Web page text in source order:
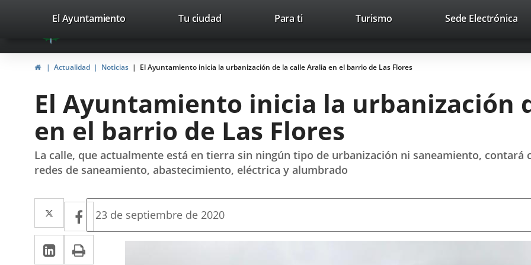
Portal
Web
del
Valladolid
avaTop Trabaja con nosotros Contacto
valladolid.es
El Ayuntamiento Tu ciudad Para ti TurismoEste
abrirá
en
nueva.
Sede Electrónica
InicioActualidad Noticias El Ayuntamiento inicia la urbanización de la calle Aralia en el barrio de Las Flores
El Ayuntamiento inicia la urbanización
en el barrio de Las Flores
La calle, que actualmente está en tierra sin ningún tipo de urbanización ni saneamiento, contará
redes de saneamiento, abastecimiento, eléctrica y alumbrado
Twitter
Enlace
a
una
Facebook
Enlace
a
una
LinkedIn
Enlace Imprimir
Fecha
la
23 de septiembre de 2020